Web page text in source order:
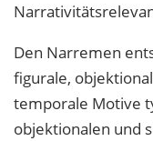
Den Narremen
figurale,
temporale Motive
objektionalen und